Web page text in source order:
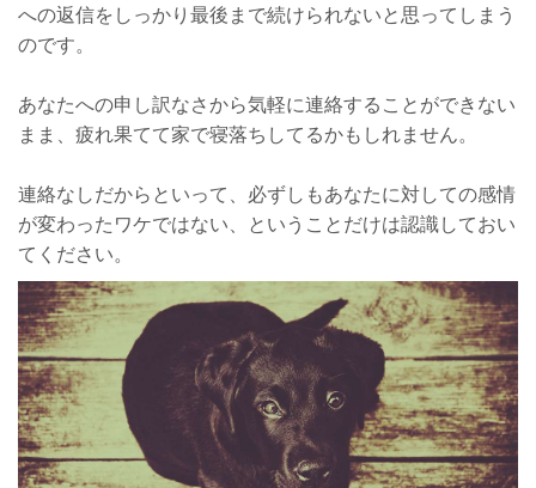
への返信をしっかり最後まで続けられないと思ってしまう
のです。
あなたへの申し訳なさから気軽に連絡することができない
まま、疲れ果てて家で寝落ちしてるかもしれません。
連絡なしだからといって、必ずしもあなたに対しての感情
が変わったワケではない、ということだけは認識しておい
てください。